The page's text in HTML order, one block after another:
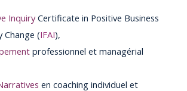
Inquiry Certificate in Positive Business
Change (IFAI),
professionnel et managérial
en coaching individuel et